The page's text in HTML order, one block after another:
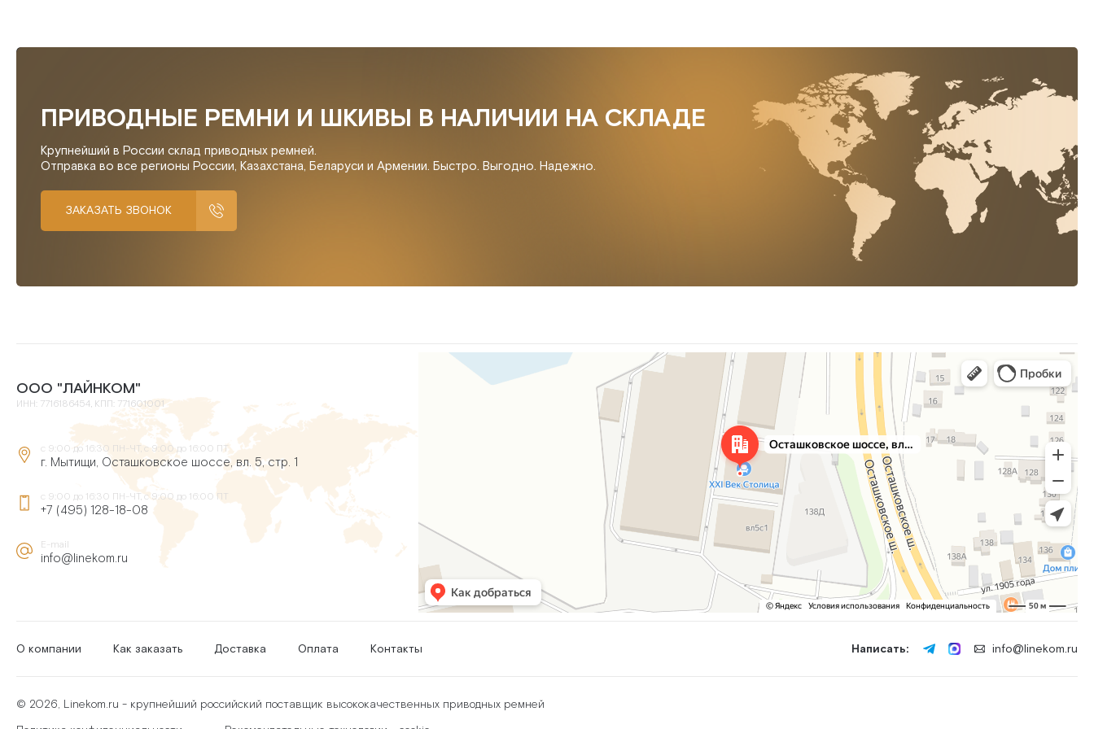
ПРИВОДНЫЕ РЕМНИ И ШКИВЫ В НАЛИЧИИ НА СКЛАДЕ
Крупнейший в России склад приводных ремней.
Отправка во все регионы России, Казахстана, Беларуси и Армении. Быстро. Выгодно. Надежно.
ЗАКАЗАТЬ ЗВОНОК
ООО "ЛАЙНКОМ"
ИНН: 7716186454, КПП: 771601001
с 9:00 до 16:30 ПН-ЧТ, с 9:00 до 16:00 ПТ
г. Мытищи, Осташковское шоссе, вл. 5, стр. 1
с 9:00 до 16:30 ПН-ЧТ, с 9:00 до 16:00 ПТ
+7 (495) 128-18-08
E-mail
info@linekom.ru
О компании Как заказать Доставка Оплата Контакты Написать: info@linekom.ru
© 2026, Linekom.ru - крупнейший российский поставщик высококачественных приводных ремней